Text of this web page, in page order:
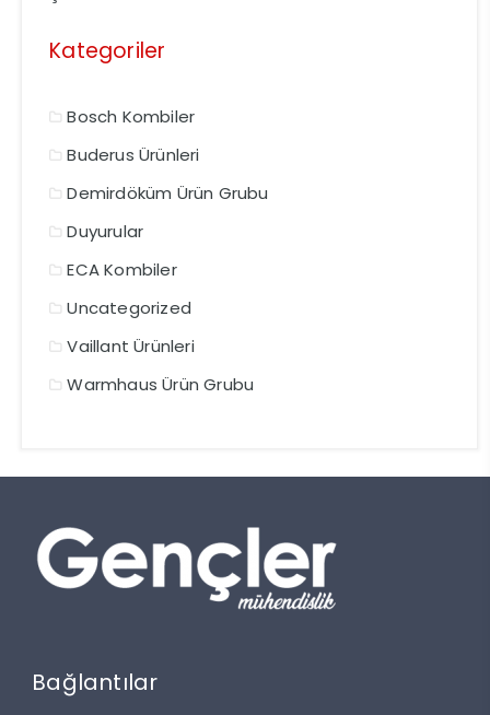
Kategoriler
Bosch Kombiler
Buderus Ürünleri
Demirdöküm Ürün Grubu
Duyurular
ECA Kombiler
Uncategorized
Vaillant Ürünleri
Warmhaus Ürün Grubu
Bağlantılar